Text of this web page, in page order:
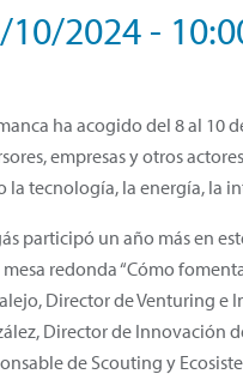
10/2024 -
ha acogido del 8 al 10
empresas y otros
la tecnología, la energía, la
participó un año más en
redonda “Cómo
Director de Venturing e
Director de Innovación
de Scouting y